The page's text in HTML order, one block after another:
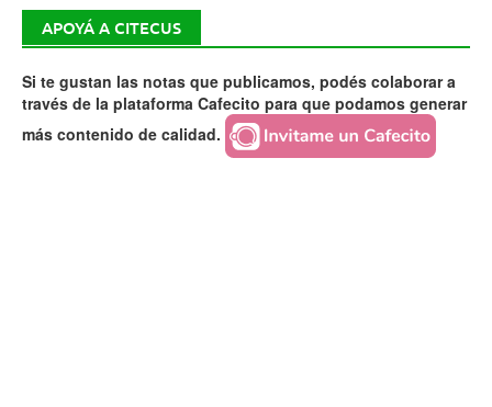
APOYÁ A CITECUS
Si te gustan las notas que publicamos, podés colaborar a
través de la plataforma Cafecito para que podamos generar
más contenido de calidad.